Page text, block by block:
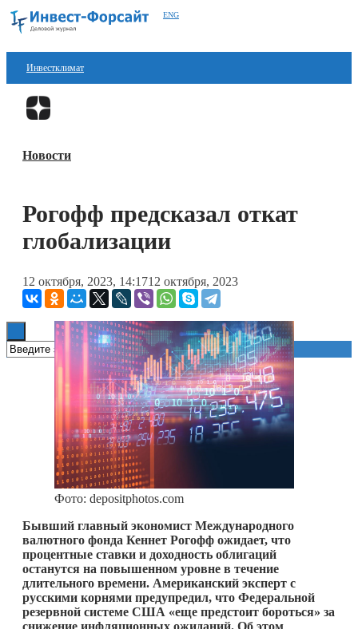
ENG
Инвестклимат
Финансы
Блокчейн
Книги
Новости
Рогофф предсказал откат
глобализации
12 октября, 2023, 14:1712 октября, 2023
Фото: depositphotos.com
Бывший главный экономист Международного
валютного фонда Кеннет Рогофф ожидает, что
процентные ставки и доходность облигаций
останутся на повышенном уровне в течение
длительного времени. Американский эксперт с
русскими корнями предупредил, что Федеральной
резервной системе США «еще предстоит бороться» за
снижение инфляционных ожиданий. Об этом